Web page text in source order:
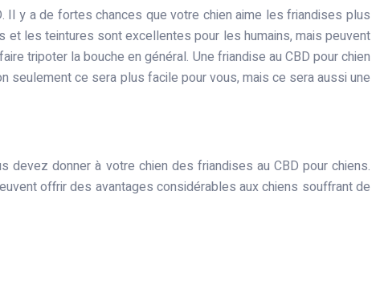
Il y a de fortes chances que votre chien aime les friandises plus
les teintures sont excellentes pour les humains, mais peuvent
tripoter la bouche en général. Une friandise au CBD pour chien
seulement ce sera plus facile pour vous, mais ce sera aussi une
donner à votre chien des friandises au CBD pour chiens.
offrir des avantages considérables aux chiens souffrant de